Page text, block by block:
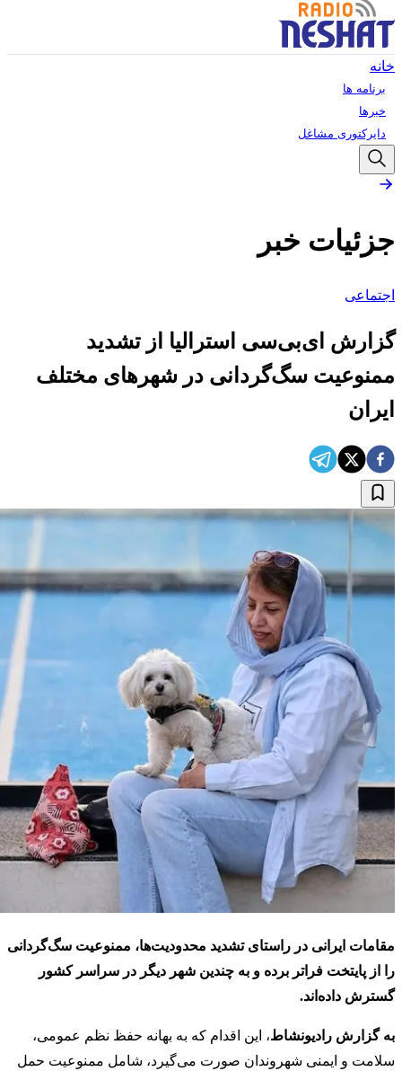
خانه
برنامه ها
خبرها
دایرکتوری مشاغل
جزئیات خبر
اجتماعی
گزارش ای‌بی‌سی استرالیا از تشدید
ممنوعیت سگ‌گردانی در شهرهای مختلف
ایران
مقامات ایرانی در راستای تشدید محدودیت‌ها، ممنوعیت سگ‌گردانی
را از پایتخت فراتر برده و به چندین شهر دیگر در سراسر کشور
گسترش داده‌اند.
به گزارش رادیونشاط، این اقدام که به بهانه حفظ نظم عمومی،
سلامت و ایمنی شهروندان صورت می‌گیرد، شامل ممنوعیت حمل